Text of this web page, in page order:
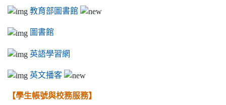
教育部圖書館
圖書館
英語學習網
英文播客
【學生帳號與校務服務】